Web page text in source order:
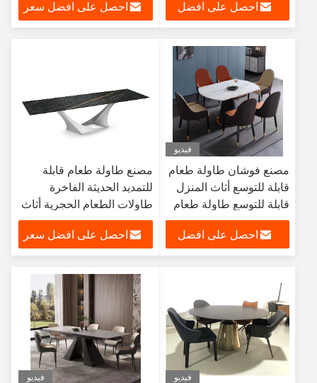
احصل على افضل
احصل على افضل سعر
فيديو
مصنع فوشان طاولة طعام
قابلة للتوسع أثاث المنزل
قابلة للتوسع طاولة طعام
احصل على افضل
مصنع طاولة طعام قابلة
للتمديد الحديثة الفاخرة
طاولات الطعام الحجرية أثاث
غرفة الطعام مجموعة منضدة
احصل على افضل سعر
فيديو فيديو